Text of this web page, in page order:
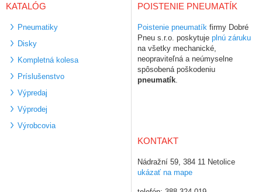
KATALÓG
Pneumatiky
Disky
Kompletná kolesa
Príslušenstvo
Výpredaj
Výprodej
Výrobcovia
POISTENIE PNEUMATÍK
Poistenie pneumatík firmy Dobré
Pneu s.r.o. poskytuje plnú záruku
na všetky mechanické,
neopraviteľná a neúmyselne
spôsobená poškodeniu
pneumatík
KONTAKT
Nádražní 59, 384 11 Netolice
ukázať na mape